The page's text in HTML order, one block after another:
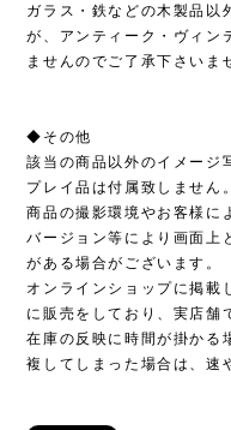
ガラス・鉄などの木製品以
が、アンティーク・ヴィン
ませんのでご了承下さいま
◆その他
該当の商品以外のイメージ
プレイ品は付属致しません。
商品の撮影環境やお客様に
バージョン等により画面上
がある場合がございます。
オンラインショップに掲載
に販売をしており、実店舗
在庫の反映に時間が掛かる
複してしまった場合は、速